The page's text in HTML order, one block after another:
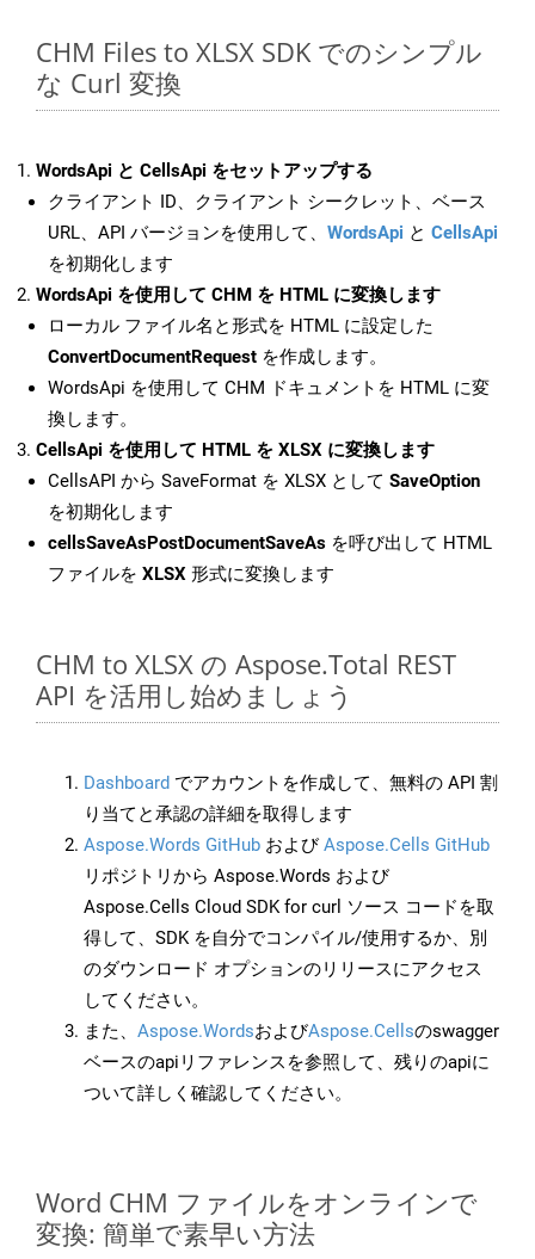
CHM Files to XLSX SDK でのシンプル
な Curl 変換
WordsApi と CellsApi をセットアップする
クライアント ID、クライアント シークレット、ベース
URL、API バージョンを使用して、 WordsApi と CellsApi
を初期化します
WordsApi を使用して CHM を HTML に変換します
ローカル ファイル名と形式を HTML に設定した
ConvertDocumentRequest を作成します。
WordsApi を使用して CHM ドキュメントを HTML に変
換します。
CellsApi を使用して HTML を XLSX に変換します
CellsAPI から SaveFormat を XLSX として SaveOption
を初期化します
cellsSaveAsPostDocumentSaveAs を呼び出して HTML
ファイルを XLSX 形式に変換します
CHM to XLSX の Aspose.Total REST
API を活用し始めましょう
Dashboard でアカウントを作成して、無料の API 割
り当てと承認の詳細を取得します
Aspose.Words GitHub およびAspose.Cells GitHub
リポジトリから Aspose.Words および
Aspose.Cells Cloud SDK for curl ソース コードを取
得して、SDK を自分でコンパイル/使用するか、別
のダウンロード オプションのリリースにアクセス
してください。
また、 Aspose.WordsおよびAspose.Cellsのswagger
ベースのapiリファレンスを参照して、残りのapiに
ついて詳しく確認してください。
Word CHM ファイルをオンラインで
変換: 簡単で素早い方法